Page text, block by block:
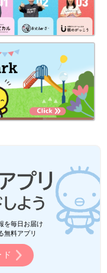
ップパーカ」を購入。
よね！ふんわりと暖か
わふわで、防寒対策と
♪
びにもバッチ
があったかい！」
れも激かわです！着回
を毎日お届け
無料アプリ